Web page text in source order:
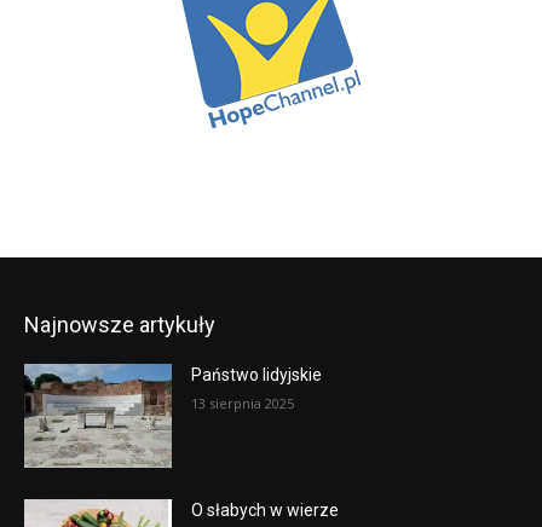
Najnowsze artykuły
Państwo lidyjskie
13 sierpnia 2025
O słabych w wierze